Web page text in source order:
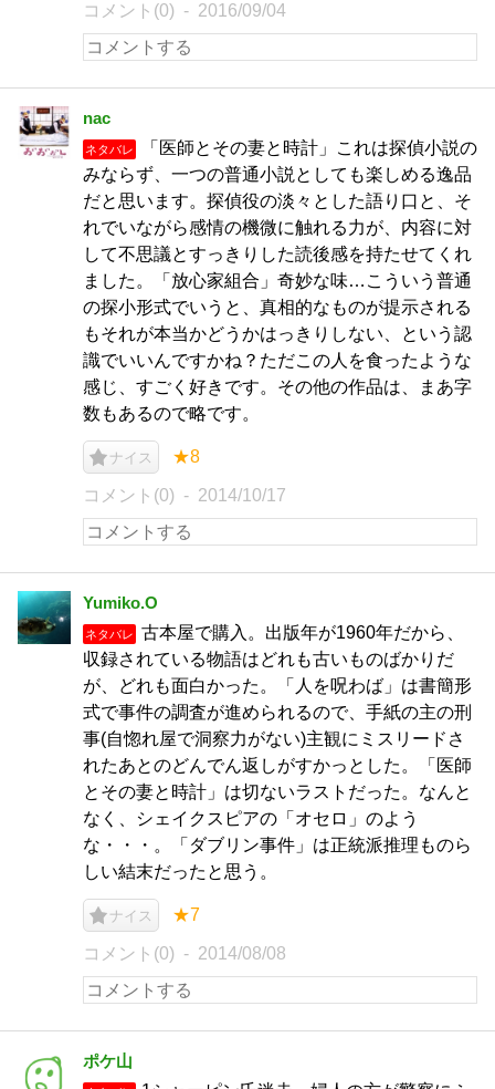
コメント(0) 2016/09/04
nac
ネタバレ
「医師とその妻と時計」これは探偵小説の
みならず、一つの普通小説としても楽しめる逸品
だと思います。探偵役の淡々とした語り口と、そ
れでいながら感情の機微に触れる力が、内容に対
して不思議とすっきりした読後感を持たせてくれ
ました。「放心家組合」奇妙な味…こういう普通
の探小形式でいうと、真相的なものが提示される
もそれが本当かどうかはっきりしない、という認
識でいいんですかね？ただこの人を食ったような
感じ、すごく好きです。その他の作品は、まあ字
数もあるので略です。
ナイス ★8
コメント(0) 2014/10/17
Yumiko.O
ネタバレ
古本屋で購入。出版年が1960年だから、
収録されている物語はどれも古いものばかりだ
が、どれも面白かった。「人を呪わば」は書簡形
式で事件の調査が進められるので、手紙の主の刑
事(自惚れ屋で洞察力がない)主観にミスリードさ
れたあとのどんでん返しがすかっとした。「医師
とその妻と時計」は切ないラストだった。なんと
なく、シェイクスピアの「オセロ」のよう
な・・・。「ダブリン事件」は正統派推理ものら
しい結末だったと思う。
ナイス ★7
コメント(0) 2014/08/08
ポケ山